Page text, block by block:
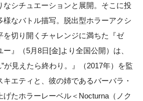
なシチュエーションと展開。そこに投
様なバトル描写。脱出型ホラーアクシ
を切り開くチャレンジに満ちた『ゼ
』（5月8日[金]より全国公開）は、
が見えたら終わり。』（2017年）を監
エティと、彼の姉であるバーバラ・
げたホラーレーベル＜Nocturna（ノク